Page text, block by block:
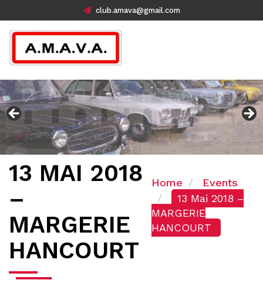
club.amava@gmail.com
13 MAI 2018
–
MARGERIE
HANCOURT
Home
Events
13 Mai 2018 –
MARGERIE
HANCOURT